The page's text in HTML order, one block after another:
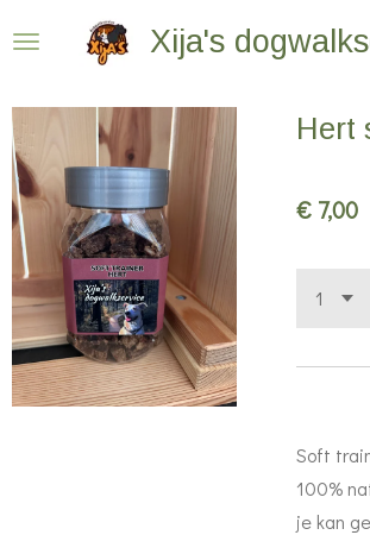
de
hoofdinhoud
Xija's
Hert
€ 7,00
Soft
100%
je kan